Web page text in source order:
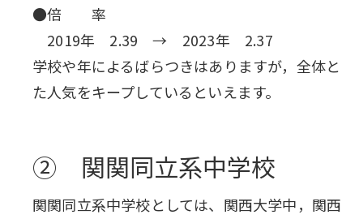
●倍 率
2019年 2.39 → 2023年 2.37
学校や年によるばらつきはありますが，全体
た人気をキープしているといえます。
② 関関同立系中学校
関関同立系中学校としては、関西大学中，関